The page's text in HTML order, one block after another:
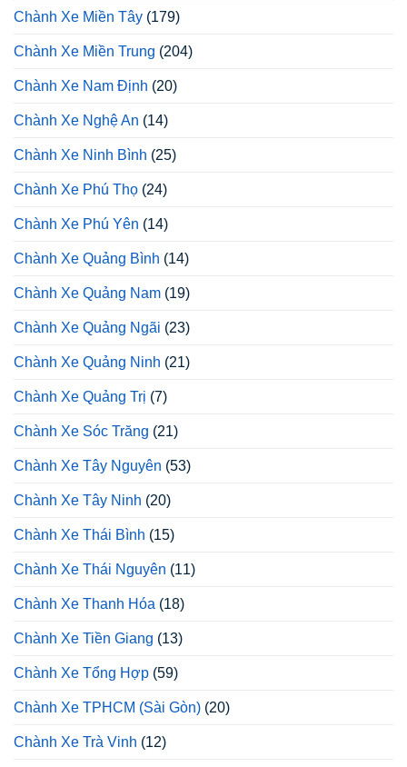
Chành Xe Miền Tây (179)
Chành Xe Miền Trung (204)
Chành Xe Nam Định (20)
Chành Xe Nghệ An (14)
Chành Xe Ninh Bình (25)
Chành Xe Phú Thọ (24)
Chành Xe Phú Yên (14)
Chành Xe Quảng Bình (14)
Chành Xe Quảng Nam (19)
Chành Xe Quảng Ngãi (23)
Chành Xe Quảng Ninh (21)
Chành Xe Quảng Trị (7)
Chành Xe Sóc Trăng (21)
Chành Xe Tây Nguyên (53)
Chành Xe Tây Ninh (20)
Chành Xe Thái Bình (15)
Chành Xe Thái Nguyên (11)
Chành Xe Thanh Hóa (18)
Chành Xe Tiền Giang (13)
Chành Xe Tổng Hợp (59)
Chành Xe TPHCM (Sài Gòn) (20)
Chành Xe Trà Vinh (12)